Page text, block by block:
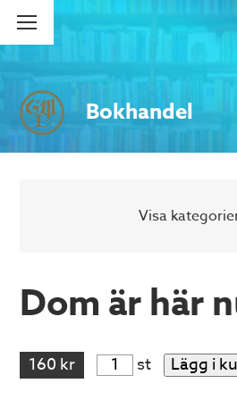
Bokhandel
Dom är här
160 kr st Lägg i